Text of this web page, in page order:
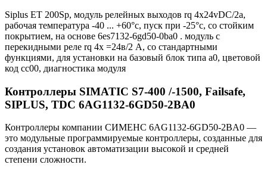
Siplus ET 200Sp, модуль релейных выходов rq 4x24vDC/2a,
рабочая температура -40 ... +60°c, пуск при -25°c, со стойким
покрытием, на основе 6es7132-6gd50-0ba0 . модуль с
перекидными реле rq 4x =24в/2 А, со стандартными
функциями, для установки на базовый блок типа a0, цветовой
код cc00, диагностика модуля
Контроллеры SIMATIC S7-400 /-1500, Failsafe,
SIPLUS, TDC 6AG1132-6GD50-2BA0
Контроллеры компании СИМЕНС 6AG1132-6GD50-2BA0 —
это модульные программируемые контроллеры, созданные для
создания установок автоматизации высокой и средней
степени сложности.